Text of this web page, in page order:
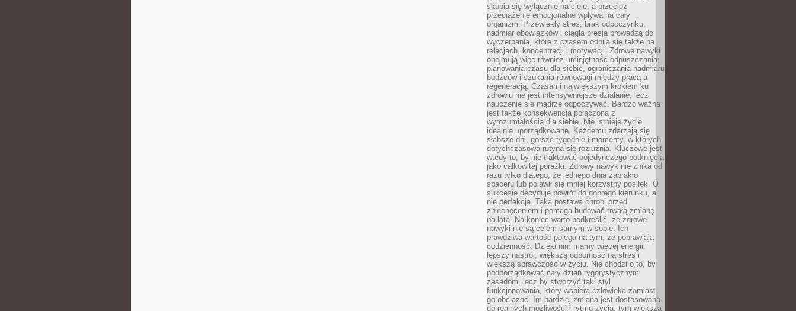
skupia się wyłącznie na ciele, a przecież
przeciążenie emocjonalne wpływa na cały
organizm. Przewlekły stres, brak odpoczynku,
nadmiar obowiązków i ciągła presja prowadzą do
wyczerpania, które z czasem odbija się także na
relacjach, koncentracji i motywacji. Zdrowe nawyki
obejmują więc również umiejętność odpuszczania,
planowania czasu dla siebie, ograniczania nadmiaru
bodźców i szukania równowagi między pracą a
regeneracją. Czasami największym krokiem ku
zdrowiu nie jest intensywniejsze działanie, lecz
nauczenie się mądrze odpoczywać. Bardzo ważna
jest także konsekwencja połączona z
wyrozumiałością dla siebie. Nie istnieje życie
idealnie uporządkowane. Każdemu zdarzają się
słabsze dni, gorsze tygodnie i momenty, w których
dotychczasowa rutyna się rozluźnia. Kluczowe jest
wtedy to, by nie traktować pojedynczego potknięcia
jako całkowitej porażki. Zdrowy nawyk nie znika od
razu tylko dlatego, że jednego dnia zabrakło
spaceru lub pojawił się mniej korzystny posiłek. O
sukcesie decyduje powrót do dobrego kierunku, a
nie perfekcja. Taka postawa chroni przed
zniechęceniem i pomaga budować trwałą zmianę
na lata. Na koniec warto podkreślić, że zdrowe
nawyki nie są celem samym w sobie. Ich
prawdziwa wartość polega na tym, że poprawiają
codzienność. Dzięki nim mamy więcej energii,
lepszy nastrój, większą odporność na stres i
większą sprawczość w życiu. Nie chodzi o to, by
podporządkować cały dzień rygorystycznym
zasadom, lecz by stworzyć taki styl
funkcjonowania, który wspiera człowieka zamiast
go obciążać. Im bardziej zmiana jest dostosowana
do realnych możliwości i rytmu życia, tym większa